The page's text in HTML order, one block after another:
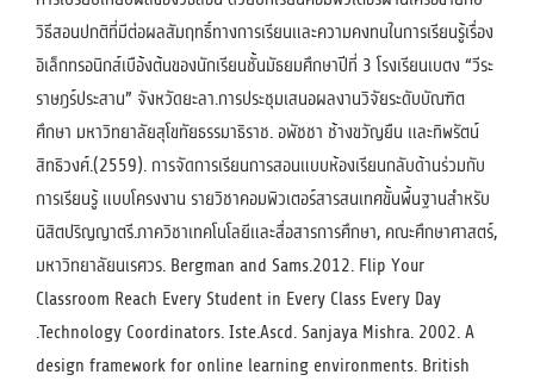
วิธีสอนปกติที่มีต่อผลสัมฤทธิ์ทางการเรียนและความคงทนในการเรียนรู้เรื่อง
อิเล็กทรอนิกส์เบือ้งต้นของนักเรียนชั้นมัธยมศึกษาปีที่ 3 โรงเรียนเบตง “วีระ
ราษฎร์ประสาน” จังหวัดยะลา.การประชุมเสนอผลงานวิจัยระดับบัณฑิต
ศึกษา มหาวิทยาลัยสุโขทัยธรรมาธิราช. อพัชชา ช้างขวัญยืน และทิพรัตน์
สิทธิวงศ์.(2559). การจัดการเรียนการสอนแบบห้องเรียนกลับด้านร่วมกับ
การเรียนรู้ แบบโครงงาน รายวิชาคอมพิวเตอร์สารสนเทศขั้นพื้นฐานสำหรับ
นิสิตปริญญาตรี.ภาควิชาเทคโนโลยีและสื่อสารการศึกษา, คณะศึกษาศาสตร์,
มหาวิทยาลัยนเรศวร. Bergman and Sams.2012. Flip Your
Classroom Reach Every Student in Every Class Every Day
.Technology Coordinators. Iste.Ascd. Sanjaya Mishra. 2002. A
design framework for online learning environments. British